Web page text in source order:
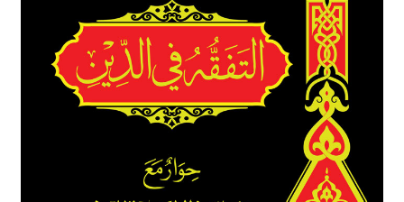
برگه نمونه
برگه نمونه
پرداخت